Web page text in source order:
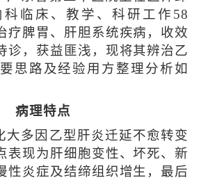
临床、教学、科研工作58
疗脾胃、肝胆系统疾病，收效
诊，获益匪浅，现将其辨治乙
思路及经验用方整理分析如
病理特点
大多因乙型肝炎迁延不愈转变
表现为肝细胞变性、坏死、新
性炎症及结缔组织增生，最后